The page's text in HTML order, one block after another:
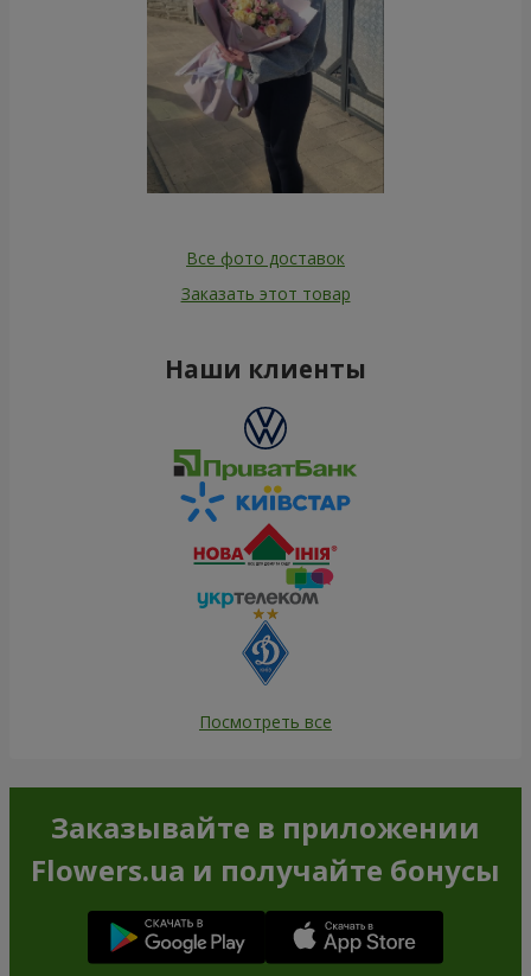
Все фото доставок
Заказать этот товар
Наши клиенты
Посмотреть все
Заказывайте в приложении
Flowers.ua и получайте бонусы